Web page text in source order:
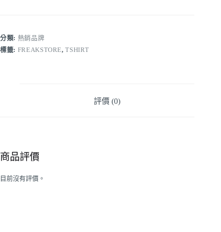
分類: 熱銷品牌
標籤: FREAKSTORE,TSHIRT
評價 (0)
商品評價
目前沒有評價。